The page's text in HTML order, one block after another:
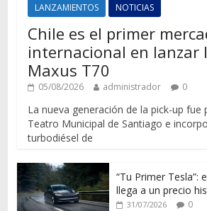
LANZAMIENTOS NOTICIAS
Chile es el primer
internacional en lanzar
Maxus T70
05/08/2026 administrador 0
La nueva generación de la pick-up fue
Teatro Municipal de Santiago e
turbodiésel de
“Tu Primer Tesla”:
llega a un precio
31/07/2026 0